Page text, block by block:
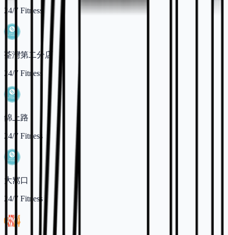
24/7 Fitness
荃灣第二分店
24/7 Fitness
錦上路
24/7 Fitness
大窩口
24/7 Fitness